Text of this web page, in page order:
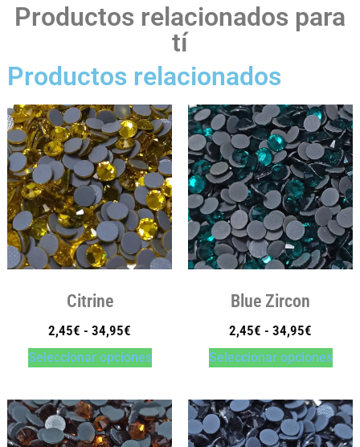
Productos relacionados para
tí
Productos relacionados
Citrine
2,45€ - 34,95€
Seleccionar opciones
Blue Zircon
2,45€ - 34,95€
Seleccionar opciones